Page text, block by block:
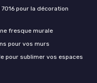
pour la décoration
fresque murale
pour vos murs
pour sublimer vos espaces